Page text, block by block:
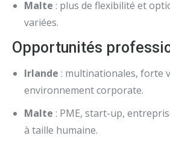
Malte : plus de flexibilité et
variées.
Opportunités
Irlande : multinationales, forte
environnement corporate.
Malte : PME, start-up,
à taille humaine.